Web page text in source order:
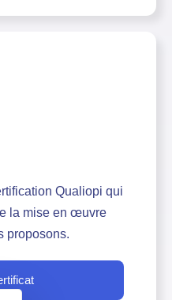
Qualiopi qui
la mise en œuvre
proposons.